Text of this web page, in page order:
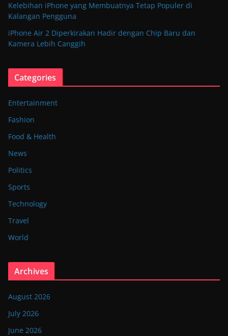
Kelebihan iPhone yang Membuatnya Tetap Populer di
Kalangan Pengguna
iPhone Air 2 Diperkirakan Hadir dengan Chip Baru dan
Kamera Lebih Canggih
Categories
Entertainment
Fashion
Food & Health
News
Politics
Sports
Technology
Travel
World
Archives
August 2026
July 2026
June 2026